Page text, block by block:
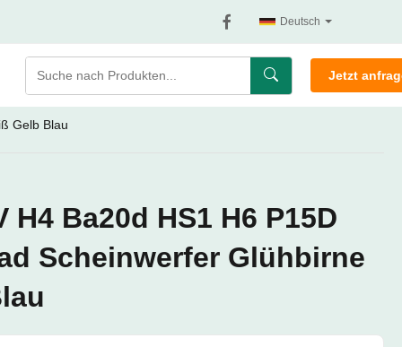
Deutsch
Jetzt
Gelb Blau
H4 Ba20d HS1 H6 P15D
Scheinwerfer Glühbirne